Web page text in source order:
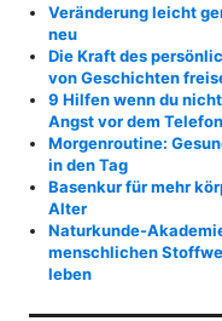
c
:
Veränderung leicht
neu
Die Kraft des
von Geschichten
9 Hilfen wenn du
Angst vor dem
Morgenroutine:
in den Tag
Basenkur für mehr
Alter
Naturkunde-
menschlichen
leben